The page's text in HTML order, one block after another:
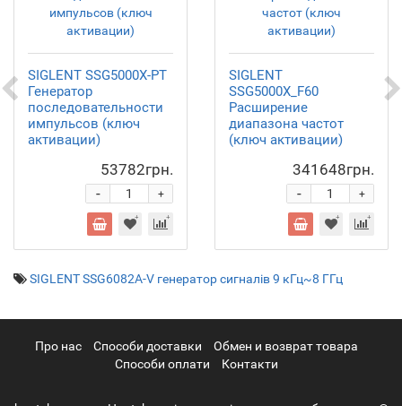
SIGLENT SSG5000X-PT
Генератор
последовательности
импульсов (ключ
активации)
53782грн.
+
-
SIGLENT
SSG5000X_F60
Расширение
диапазона частот
(ключ активации)
341648грн.
+
-
SIGLENT SSG6082A-V генератор сигналів 9 кГц~8 ГГц
Про нас Cпособи доставки
Обмен и возврат товара
Способи оплати
Контакти